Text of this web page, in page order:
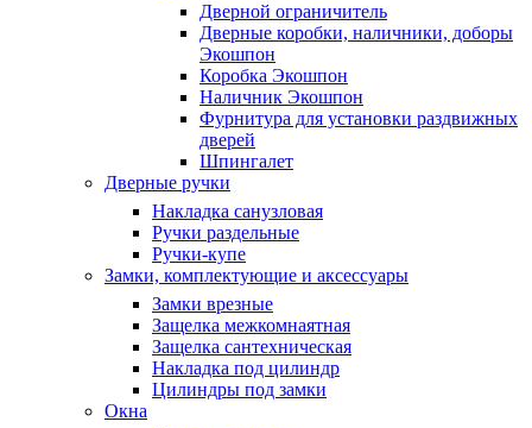
Дверной ограничитель
Дверные коробки, наличники, доборы
Экошпон
Коробка Экошпон
Наличник Экошпон
Фурнитура для установки раздвижных
дверей
Шпингалет
Дверные ручки
Накладка санузловая
Ручки раздельные
Ручки-купе
Замки, комплектующие и аксессуары
Замки врезные
Защелка межкомнаятная
Защелка сантехническая
Накладка под цилиндр
Цилиндры под замки
Окна